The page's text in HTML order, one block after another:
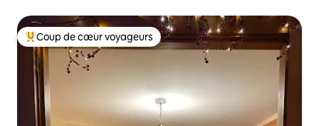
Coups de cœur voyageurs les plus appréciés
Coup de cœur voyageurs